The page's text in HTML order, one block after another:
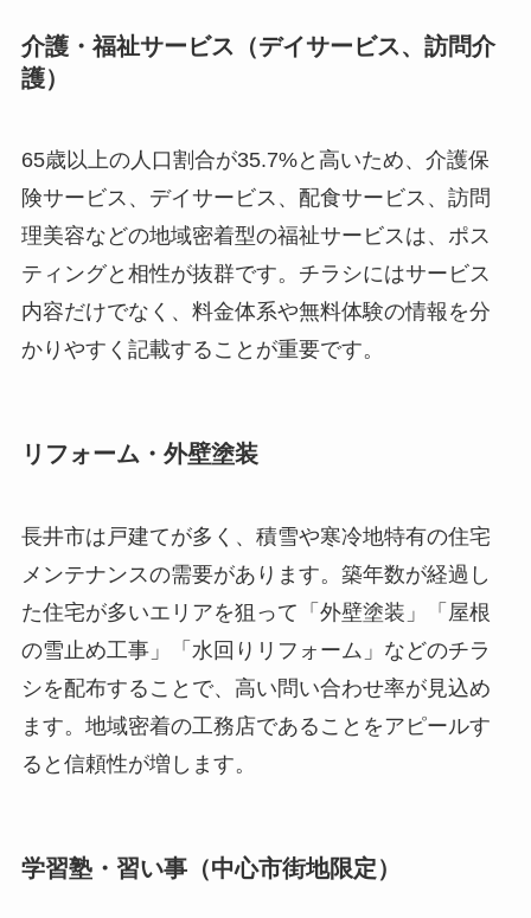
介護・福祉サービス（デイサービス、訪問介
護）
65歳以上の人口割合が35.7%と高いため、介護保
険サービス、デイサービス、配食サービス、訪問
理美容などの地域密着型の福祉サービスは、ポス
ティングと相性が抜群です。チラシにはサービス
内容だけでなく、料金体系や無料体験の情報を分
かりやすく記載することが重要です。
リフォーム・外壁塗装
長井市は戸建てが多く、積雪や寒冷地特有の住宅
メンテナンスの需要があります。築年数が経過し
た住宅が多いエリアを狙って「外壁塗装」「屋根
の雪止め工事」「水回りリフォーム」などのチラ
シを配布することで、高い問い合わせ率が見込め
ます。地域密着の工務店であることをアピールす
ると信頼性が増します。
学習塾・習い事（中心市街地限定）